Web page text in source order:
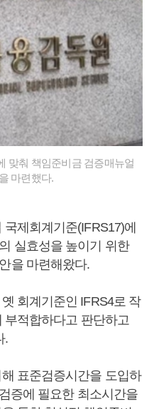
맞춰 책임준비금 검증매뉴얼
마련했다.
제회계기준(IFRS17)에
실효성을 높이기 위한
을 마련해왔다.
회계기준인 IFRS4로 작
부적합하다고 판단하고
.
표준검증시간을 도입하
증에 필요한 최소시간을